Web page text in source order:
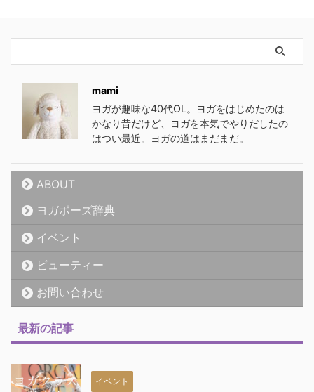
mami
ヨガが趣味な40代OL。ヨガをはじめたのは
かなり昔だけど、ヨガを本気でやりだしたの
はつい最近。ヨガの道はまだまだ。
ABOUT
ヨガポーズ辞典
イベント
ビューティー
お問い合わせ
最新の記事
イベント